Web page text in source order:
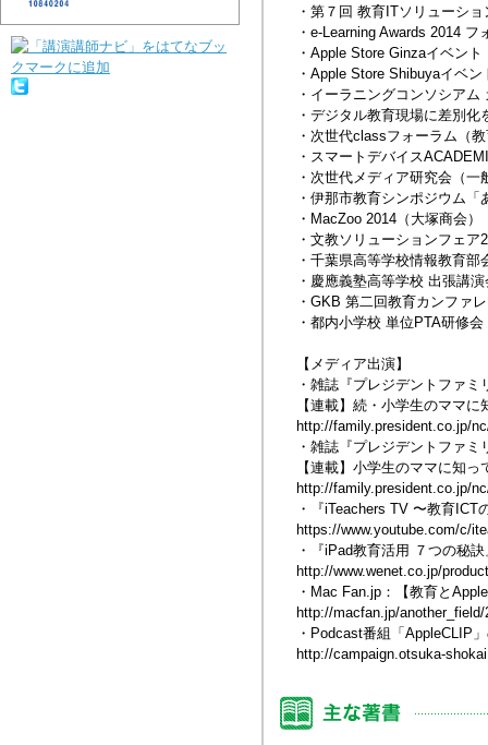
・第７回 教育ITソリューシ
・e-Learning Awards 2014
・Apple Store Ginzaイベント
・Apple Store Shibuyaイベン
・イーラニングコンソシアム
・デジタル教育現場に差別
・次世代classフォーラム（
・スマートデバイス
・次世代メディア研究会（
・伊那市教育シンポジウム「
・MacZoo 2014（大塚商会）
・文教ソリューションフェア
・千葉県高等学校情報教育部
・慶應義塾高等学校 出張講
・GKB 第二回教育カンファ
・都内小学校 単位PTA研修会
【メディア出演】
・雑誌『プレジデントファ
【連載】続・小学生のママ
http://family.president.co.jp/
・雑誌『プレジデントファ
【連載】小学生のママに知
http://family.president.co.jp/
・『iTeachers TV 〜教育
https://www.youtube.com/c/
・『iPad教育活用 ７つの秘
http://www.wenet.co.jp/
・Mac Fan.jp：【教育と
http://macfan.jp/
・Podcast番組「AppleCLIP
http://campaign.otsuka-